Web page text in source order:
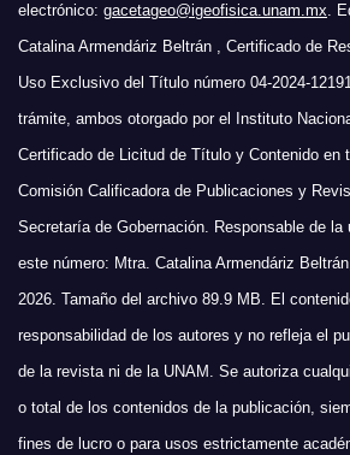
electrónico: gacetageo@igeofisica.unam.mx.
Catalina Armendáriz Beltrán , Certificado de
Uso Exclusivo del Título número 04-2024-
trámite, ambos otorgado por el Instituto
Certificado de Licitud de Título y Contenido en
Comisión Calificadora de Publicaciones y
Secretaría de Gobernación. Responsable de
este número: Mtra. Catalina Armendáriz
2026. Tamaño del archivo 89.9 MB. El
responsabilidad de los autores y no refleja el
de la revista ni de la UNAM. Se autoriza
o total de los contenidos de la publicación,
fines de lucro o para usos estrictamente